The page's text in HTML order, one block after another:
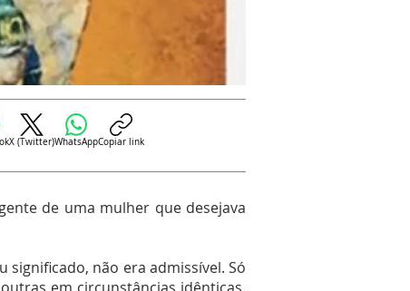
X (Twitter)WhatsAppCopiar link
de uma mulher que desejava
significado, não era admissível. Só